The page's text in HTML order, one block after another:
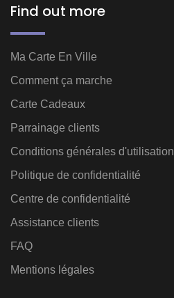
Find out more
Ma Carte En Ville
Comment ça marche
Carte Cadeaux
Parrainage clients
Conditions générales d'utilisation
Politique de confidentialité
Centre de confidentialité
Assistance clients
FAQ
Mentions légales